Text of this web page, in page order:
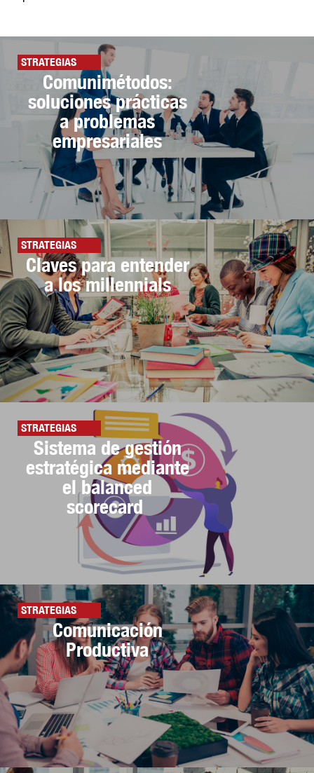
STRATEGIAS
Comunimétodos:
soluciones prácticas
a problemas
empresariales
STRATEGIAS
Claves para entender
a los millennials
STRATEGIAS
Sistema de gestión
estratégica mediante
el balanced
scorecard
STRATEGIAS
Comunicación
Productiva